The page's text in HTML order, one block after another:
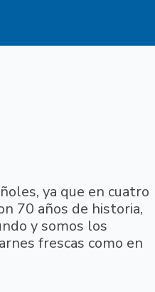
ya que en cuatro
70 años de historia,
y somos los
frescas como en